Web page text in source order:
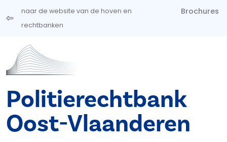
Overslaan en naar de inhoud gaan
naar de website van de hoven en
rechtbanken
Brochures
Politierechtbank
Oost-Vlaanderen